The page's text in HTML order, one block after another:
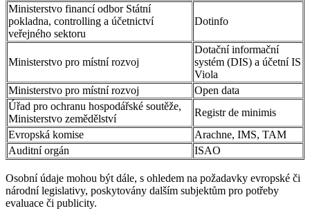
Ministerstvo financí odbor Státní
pokladna, controlling a účetnictví
veřejného sektoru
Dotinfo
Ministerstvo pro místní rozvoj
Dotační informační
systém (DIS) a účetní IS
Viola
Ministerstvo pro místní rozvoj
Open data
Úřad pro ochranu hospodářské soutěže,
Ministerstvo zemědělství
Registr de minimis
Evropská komise
Arachne, IMS, TAM
Auditní orgán
ISAO
Osobní údaje mohou být dále, s ohledem na požadavky evropské či
národní legislativy, poskytovány dalším subjektům pro potřeby
evaluace či publicity.